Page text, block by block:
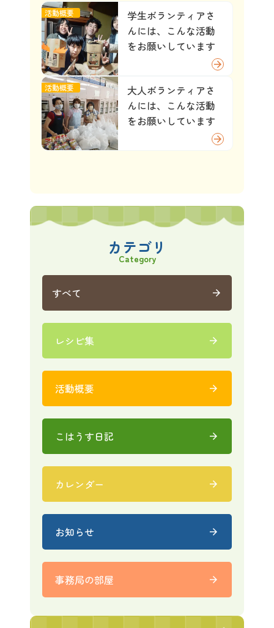
学生ボランティアさ
んには、こんな活動
をお願いしています
arrow_forward
活動概要
大人ボランティアさ
んには、こんな活動
をお願いしています
arrow_forward
活動概要
カテゴリ
Category
すべて arrow_forward
レシピ集 arrow_forward
活動概要 arrow_forward
こはうす日記 arrow_forward
カレンダー arrow_forward
お知らせ arrow_forward
事務局の部屋 arrow_forward